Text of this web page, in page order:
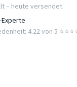
– heute versendet
Experte
4.22 von 5